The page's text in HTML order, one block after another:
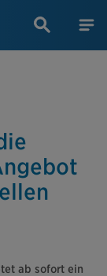
ab sofort ein